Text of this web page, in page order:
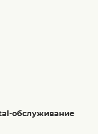
обслуживание